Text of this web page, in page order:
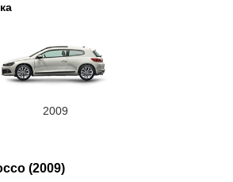
2009
(2009)